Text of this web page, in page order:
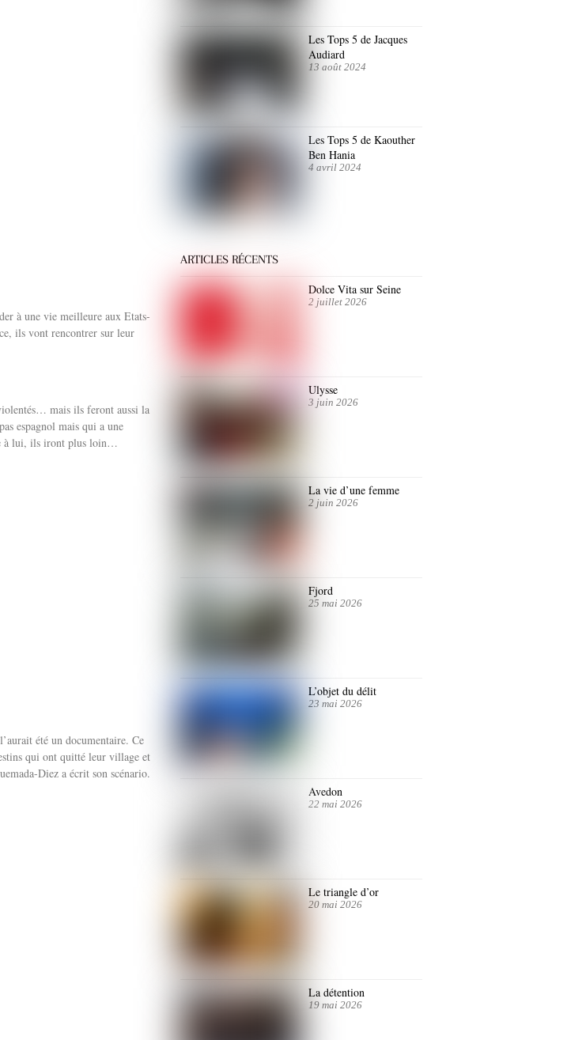
à une vie meilleure aux Etats-
ils vont rencontrer sur leur
mais ils feront aussi la
espagnol mais qui a une
à lui, ils iront plus loin…
été un documentaire. Ce
qui ont quitté leur village et
Diez a écrit son scénario.
Les Tops 5 de Jacques
Audiard
13 août 2024
Les Tops 5 de Kaouther
Ben Hania
4 avril 2024
ARTICLES RÉCENTS
Dolce Vita sur Seine
2 juillet 2026
Ulysse
3 juin 2026
La vie d’une femme
2 juin 2026
Fjord
25 mai 2026
L’objet du délit
23 mai 2026
Avedon
22 mai 2026
Le triangle d’or
20 mai 2026
La détention
19 mai 2026